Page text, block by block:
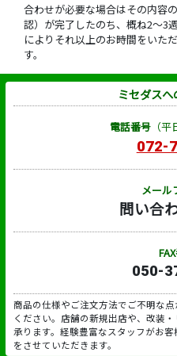
合わせが必要な場合はその内容
認）が完了したのち、概ね2～3
によりそれ以上のお時間をいた
す。
ミセダス
電話番号（平
072-
メール
問い合
050-
商品の仕様やご注文方法でご不明な
ください。店舗の新規出店や、改装
承ります。経験豊富なスタッフがお
をさせていただきます。